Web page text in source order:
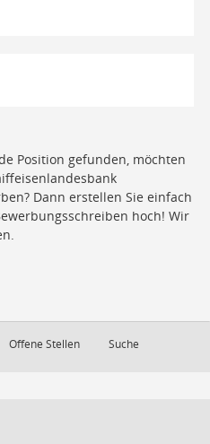
Position gefunden, möchten
Dann erstellen Sie einfach
hoch! Wir
Offene Stellen Suche